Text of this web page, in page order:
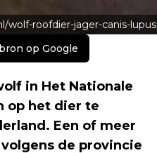
wolf-roofdier-jager-canis-lupus
op Google
in Het Nationale
op het dier te
Een of meer
de provincie